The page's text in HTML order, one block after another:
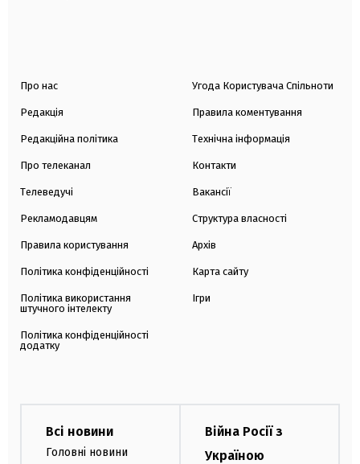
Про нас
Редакція
Редакційна політика
Про телеканал
Телеведучі
Рекламодавцям
Правила користування
Політика конфіденційності
Політика використання
штучного інтелекту
Політика конфіденційності
додатку
Угода Користувача Спільноти
Правила коментування
Технічна інформація
Контакти
Вакансії
Структура власності
Архів
Карта сайту
Ігри
Всі новини
Головні новини
Війна Росії з
Україною